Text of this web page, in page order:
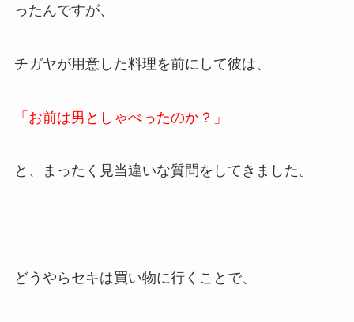
ったんですが、
チガヤが用意した料理を前にして彼は、
「お前は男としゃべったのか？」
と、まったく見当違いな質問をしてきました。
どうやらセキは買い物に行くことで、